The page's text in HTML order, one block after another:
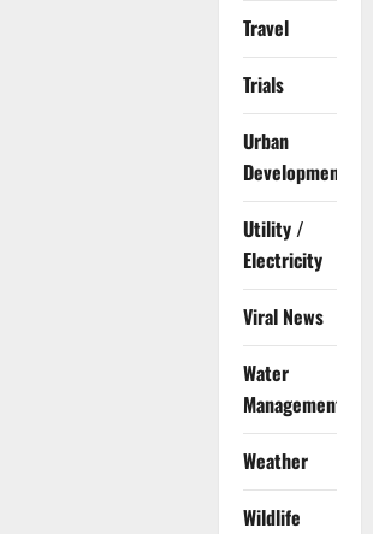
Travel
Trials
Urban
Development
Utility /
Electricity
Viral News
Water
Management
Weather
Wildlife